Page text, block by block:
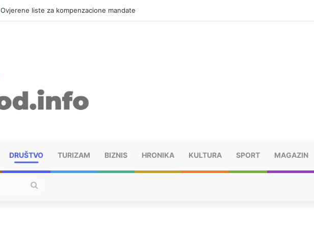
Ovjerene liste za kompenzacione mandate
DRUŠTVO TURIZAM BIZNIS HRONIKA KULTURA SPORT MAGAZIN